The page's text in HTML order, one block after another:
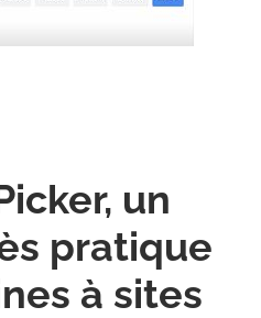
un
pratique
à sites